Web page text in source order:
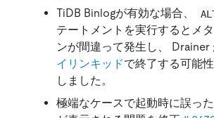
TiDB Binlogが有効な場合、
テートメントを実行するとメ
ンが間違って発生し、 Drainer
イリンキッドで終了する可能
しました。
極端なケースで起動時に誤っ